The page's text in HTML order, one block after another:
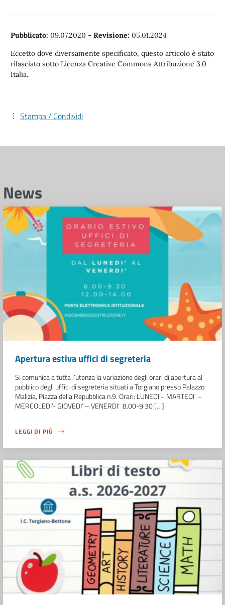
Pubblicato: 09.07.2020 - Revisione: 05.01.2024
Eccetto dove diversamente specificato, questo articolo è stato
rilasciato sotto Licenza Creative Commons Attribuzione 3.0
Italia.
Stampa / Condividi
News
Apertura estiva uffici di segreteria
Si comunica a tutta l’utenza la variazione degli orari di apertura al
pubblico degli uffici di segreteria situati a Torgiano presso Palazzo
Malizia, Piazza della Repubblica n.9. Orari: LUNEDI’– MARTEDI’ –
MERCOLEDI’- GIOVEDI’ – VENERDI’ 8.00-9.30 […]
LEGGI DI PIÙ